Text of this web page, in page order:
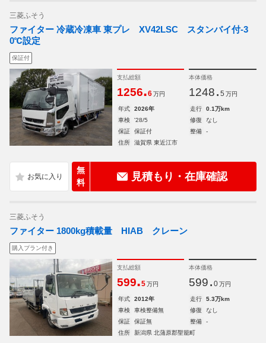
三菱ふそう
ファイター 冷蔵冷凍車 東プレ XV42LSC スタンバイ付-3
0℃設定
保証付
支払総額
1256.6 万円
本体価格
1248. 5 万円
年式 2026年 走行
0.1万km
車検
'28/5 修復
なし
保証
保証付 整備
-
住所
滋賀県 東近江市
無
料
見積もり・在庫確認
三菱ふそう
ファイター 1800kg積載量 HIAB クレーン
購入プラン付き
支払総額
599.5 万円
本体価格
599. 0 万円
年式 2012年 走行
5.3万km
車検
車検整備無 修復
なし
保証
保証無 整備
-
住所
新潟県 北蒲原郡聖籠町